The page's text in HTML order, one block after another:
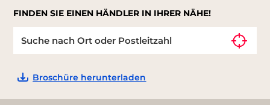
FINDEN SIE EINEN HÄNDLER IN IHRER NÄHE!
Broschüre herunterladen